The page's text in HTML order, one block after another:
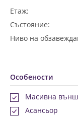
Етаж:
Състояние:
Ниво на
Особености
Масивна
Асансьор